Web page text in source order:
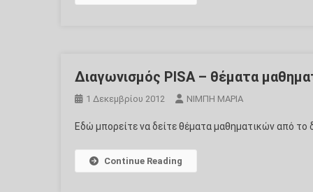
Διαγωνισμός PISA – θέματα
1 Δεκεμβρίου 2012 ΝΙΜΠΗ ΜΑΡΙΑ
Εδώ μπορείτε να δείτε θέματα μαθηματικών από το
Continue Reading